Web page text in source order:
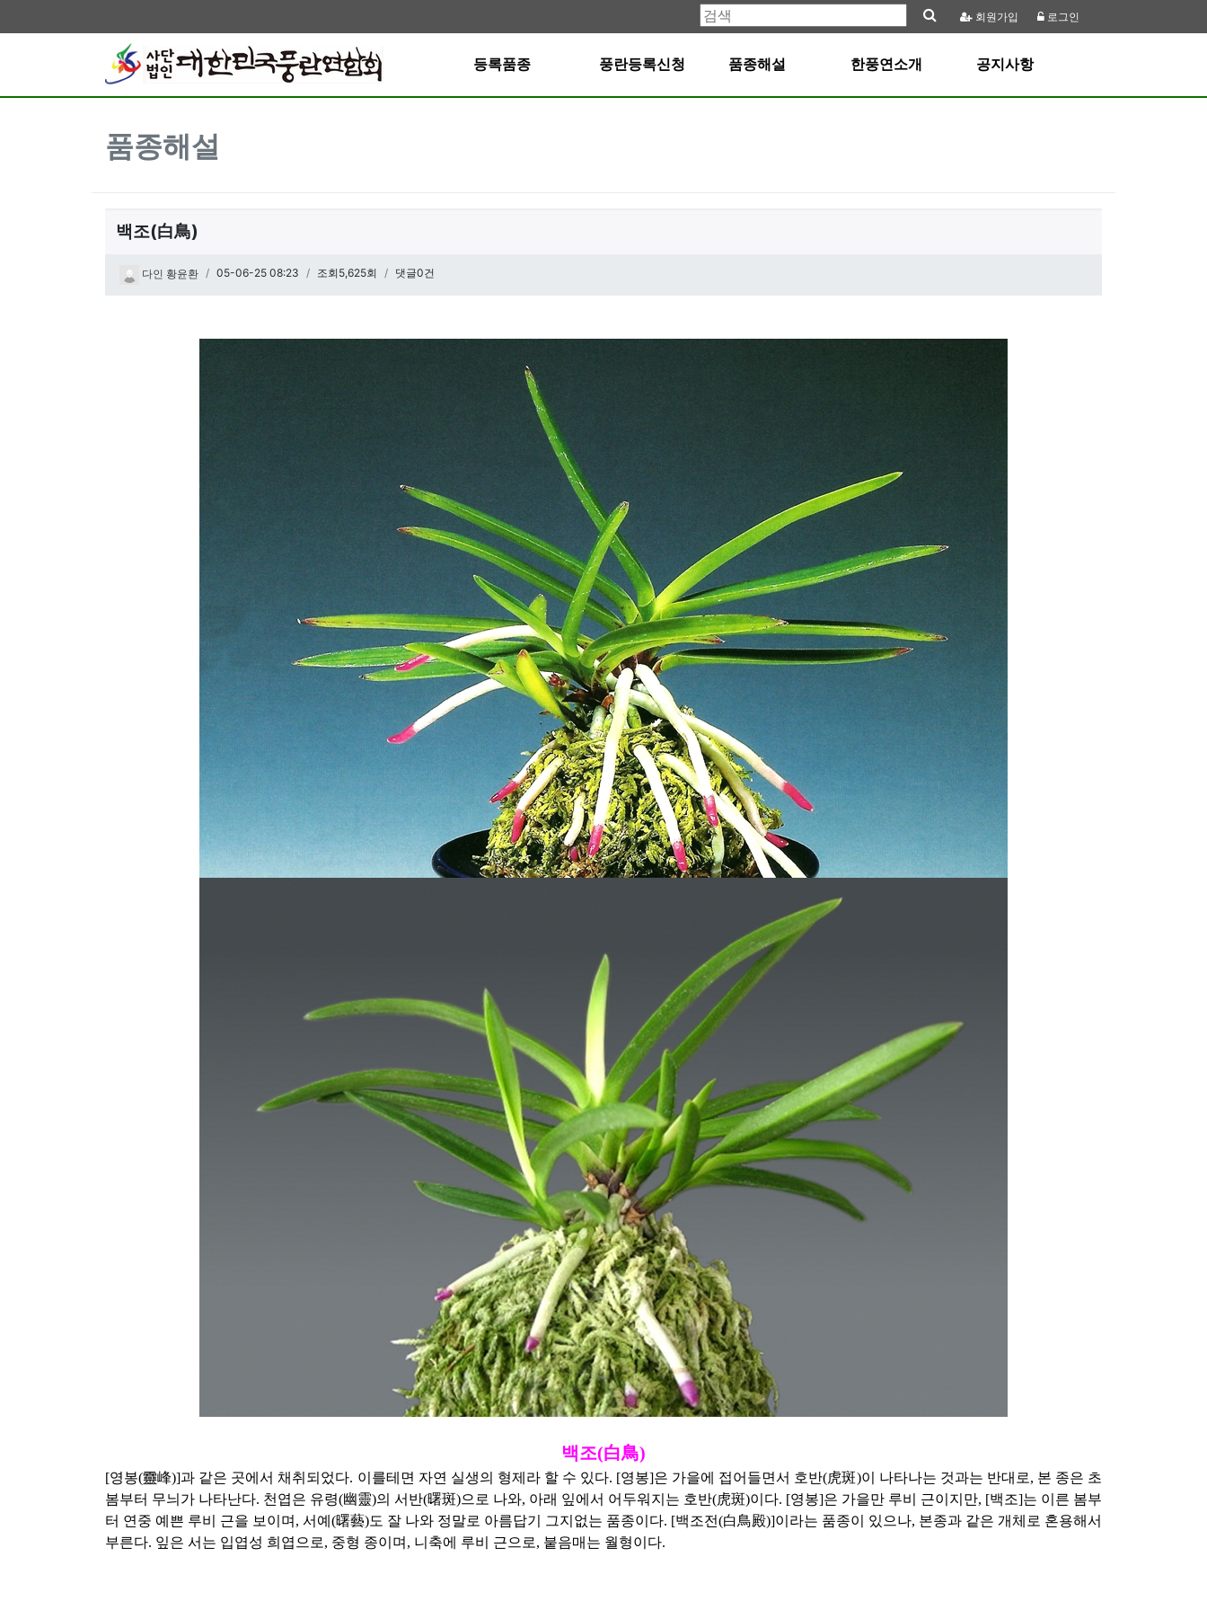
회원 가입 로그인
등록품종 풍란등록신청 품종해설 한풍연소개 공지사항
품종해설
백조(白鳥)
페이지 정보
다인 황윤환 작성일
05-06-25 08:23 조회5,625회 댓글0건
백조(白鳥)
[영봉(靈峰)]과 같은 곳에서 채취되었다. 이를테면 자연 실생의 형제라 할 수 있다. [영봉]은 가을에 접어들면서 호반(虎斑)이 나타나는 것과는 반대로, 본 종은 초
봄부터 무늬가 나타난다. 천엽은 유령(幽靈)의 서반(曙斑)으로 나와, 아래 잎에서 어두워지는 호반(虎斑)이다. [영봉]은 가을만 루비 근이지만, [백조]는 이른 봄부
터 연중 예쁜 루비 근을 보이며, 서예(曙藝)도 잘 나와 정말로 아름답기 그지없는 품종이다. [백조전(白鳥殿)]이라는 품종이 있으나, 본종과 같은 개체로 혼용해서
부른다. 잎은 서는 입엽성 희엽으로, 중형 종이며, 니축에 루비 근으로, 붙음매는 월형이다.